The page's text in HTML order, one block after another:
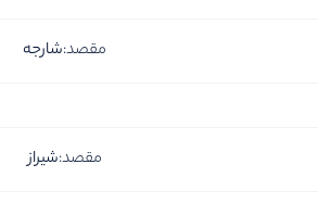
مقصد:شارجه
مقصد:شیراز